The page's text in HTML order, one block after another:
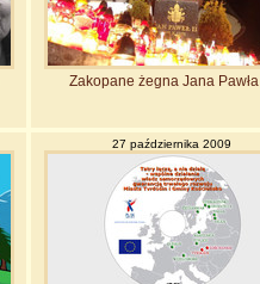
Zakopane żegna Jana Pawła
27 października 2009